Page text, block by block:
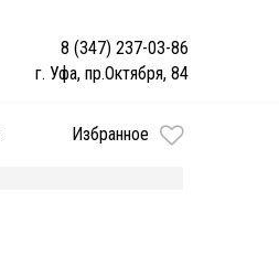
8 (347) 237-03-86
г. Уфа, пр.Октября, 84
Избранное